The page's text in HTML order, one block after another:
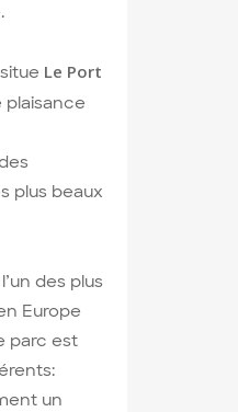
Le Port
plaisance
plus beaux
des plus
Europe
parc est
un